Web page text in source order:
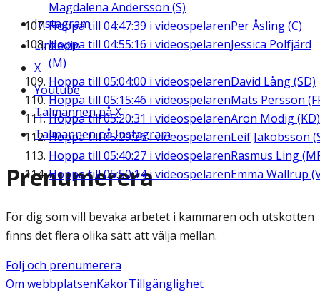
Magdalena Andersson (S)
Hoppa till 04:47:39 i videospelarenPer Åsling (C)
Hoppa till 04:55:16 i videospelarenJessica Polfjärd
(M)
Hoppa till 05:04:00 i videospelarenDavid Lång (SD)
Hoppa till 05:15:46 i videospelarenMats Persson
Hoppa till05:20:31 i videospelarenAron Modig (KD)
Hoppa till05:29:26i videospelarenLeif Jakobsson
Hoppa till 05:40:27 i videospelarenRasmus Ling
Hoppa till05:50:14i videospelarenEmma Wallrup
Instagram
Linkedin
X
Youtube
Talmannen på X
Talmannen på Instagram
Prenumerera
För dig som vill bevaka arbetet i kammaren och utskotten
finns det flera olika sätt att välja mellan.
Följ och prenumerera
Om webbplatsenKakorTillgänglighet